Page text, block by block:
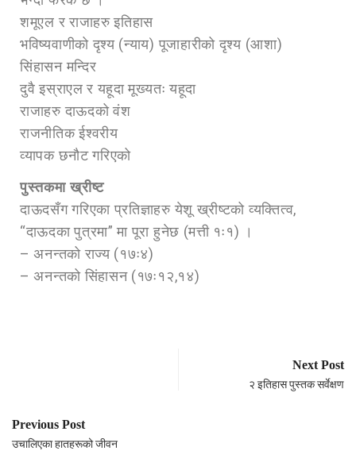
शमूएल र राजाहरु इतिहास
भविष्यवाणीको दृश्य (न्याय) पूजाहारीको दृश्य (आशा)
सिंहासन मन्दिर
दुवै इस्राएल र यहूदा मूख्यतः यहूदा
राजाहरु दाऊदको वंश
राजनीतिक ईश्वरीय
व्यापक छनौट गरिएको
पुस्तकमा ख्रीष्ट
दाऊदसँग गरिएका प्रतिज्ञाहरु येशू ख्रीष्टको व्यक्तित्व,
“दाऊदका पुत्रमा” मा पूरा हुनेछ (मत्ती १ः१) ।
– अनन्तको राज्य (१७ः४)
– अनन्तको सिंहासन (१७ः१२,१४)
Previous Post
उचालिएका हातहरूको जीवन
Next Post
२ इतिहास पुस्तक सर्वेक्षण